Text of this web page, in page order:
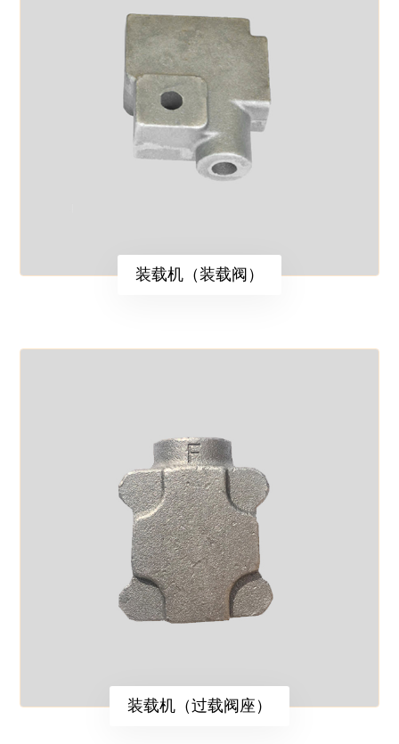
装载机（装载阀）
装载机（过载阀座）